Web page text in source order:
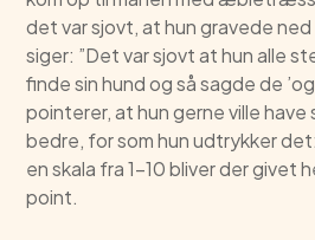
det var sjovt, at hun gravede
siger: ”Det var sjovt at hun alle
finde sin hund og så sagde de
pointerer, at hun gerne ville
bedre, for som hun udtrykker det:
en skala fra 1-10 bliver der givet
point.